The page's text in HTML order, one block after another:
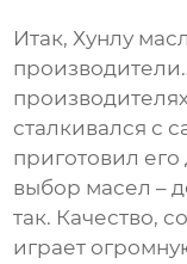
Итак,Хунлу
производители
сталкивался с
приготовил его
выбор масел –
так. Качество,
играет